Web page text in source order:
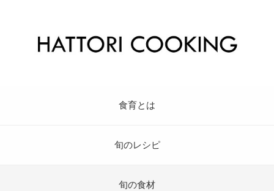
食育とは
旬のレシピ
旬の食材